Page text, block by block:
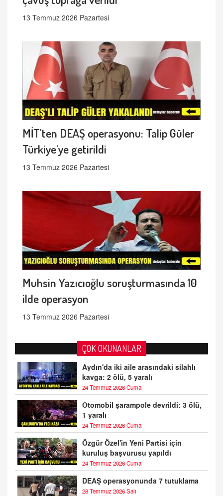
13 Temmuz 2026 Pazartesi
MİT'ten DEAŞ operasyonu: Talip Güler
Türkiye'ye getirildi
13 Temmuz 2026 Pazartesi
Muhsin Yazıcıoğlu soruşturmasında 10
ilde operasyon
13 Temmuz 2026 Pazartesi
ÇOK OKUNANLAR
Aydın'da iki aile arasındaki silahlı
kavga: 2 ölü, 5 yaralı
24 Temmuz 2026 Cuma
Otomobil şarampole devrildi: 3 ölü,
1 yaralı
24 Temmuz 2026 Cuma
Özgür Özel'in Yeni Partisi için
kuruluş başvurusu yapıldı
24 Temmuz 2026 Cuma
DEAŞ operasyonunda 7 tutuklama
28 Temmuz 2026 Salı